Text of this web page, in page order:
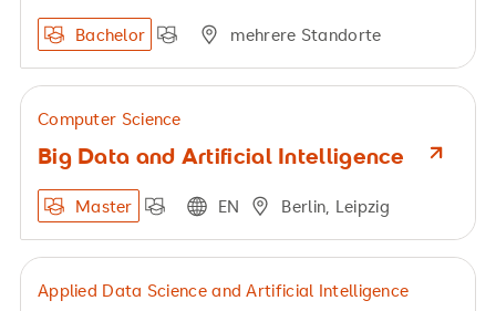
Bachelor mehrere Standorte
Computer Science
Big Data and Artificial Intelligence
Master EN Berlin, Leipzig
Applied Data Science and Artificial Intelligence